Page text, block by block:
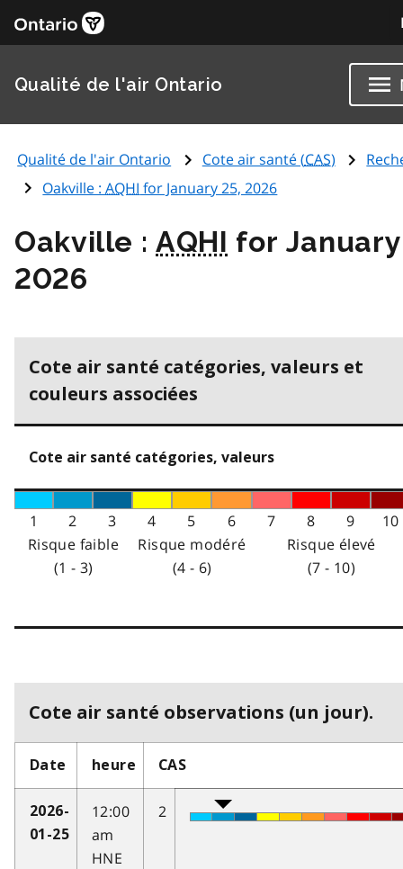
Qualité de l'air Ontario
Qualité de l'air Ontario Cote air santé (CAS)
Oakville :AQHI for January 25, 2026
Oakville :AQHI for
2026
Cote air santé catégories, valeurs et
couleurs associées
Cote air santé catégories, valeurs
1 2 3 4 5 6 7 8 9
10
Risque faible
(1 - 3)
Risque modéré
(4 - 6)
Risque élevé
(7 - 10)
Cote air santé observations (un jour).
Date heure CAS
2026-
01-25
12:00
am
HNE
2